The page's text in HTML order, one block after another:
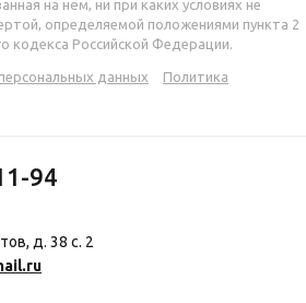
на нём, ни при каких условиях не
определяемой положениями пункта 2
кодекса Российской Федерации.
данных
Политика
94
д. 38 с. 2